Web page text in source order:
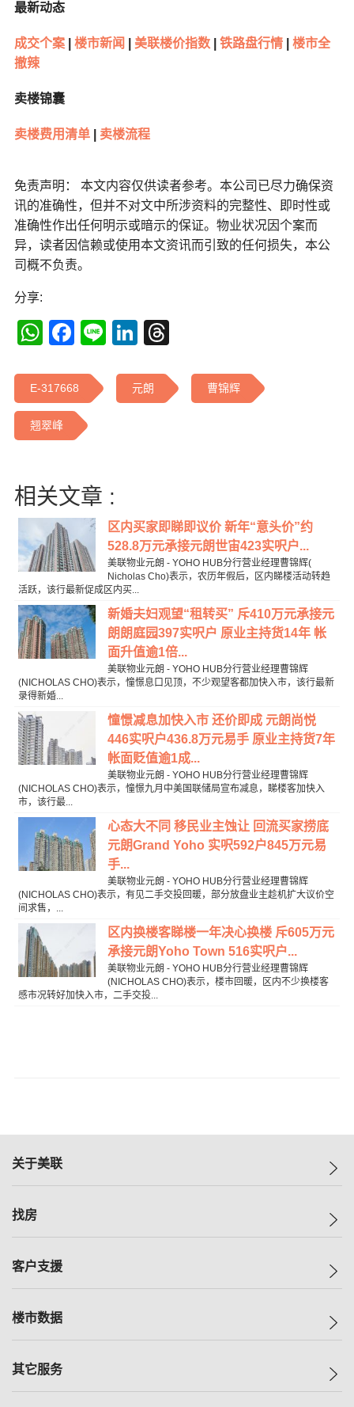
最新动态
成交个案| 楼市新闻 美联楼价指数| 铁路盘行情|
楼市全
撤辣
卖楼锦囊
卖楼费用清单| 卖楼流程
免责声明： 本文内容仅供读者参考。本公司已尽力确保资
讯的准确性，但并不对文中所涉资料的完整性、即时性或
准确性作出任何明示或暗示的保证。物业状况因个案而
异，读者因信赖或使用本文资讯而引致的任何损失，本公
司概不负责。
分享:
WhatsApp
Facebook
LineLinkedIn
E-317668 元朗 曹锦辉
翘翠峰
相关文章 :
区内买家即睇即议价 新年“意头价”约
528.8万元承接元朗世宙423实呎户...
美联物业元朗 - YOHO HUB分行营业经理曹锦辉(
Nicholas Cho)表示，农历年假后，区内睇楼活动转趋
活跃，该行最新促成区内买...
新婚夫妇观望“租转买” 斥410万元承接元
朗朗庭园397实呎户 原业主持货14年 帐
面升值逾1倍...
美联物业元朗 - YOHO HUB分行营业经理曹锦辉
(NICHOLAS CHO)表示，憧憬息口见顶，不少观望客都加快入市，该行最新
录得新婚...
憧憬减息加快入市 还价即成 元朗尚悦
446实呎户436.8万元易手 原业主持货7年
帐面贬值逾1成...
美联物业元朗 - YOHO HUB分行营业经理曹锦辉
(NICHOLAS CHO)表示，憧憬九月中美国联储局宣布减息，睇楼客加快入
市，该行最...
心态大不同 移民业主蚀让 回流买家捞底
元朗Grand Yoho 实呎592户845万元易
手...
美联物业元朗 - YOHO HUB分行营业经理曹锦辉
(NICHOLAS CHO)表示，有见二手交投回暖，部分放盘业主趁机扩大议价空
间求售，...
区内换楼客睇楼一年决心换楼 斥605万元
承接元朗Yoho Town 516实呎户...
美联物业元朗 - YOHO HUB分行营业经理曹锦辉
(NICHOLAS CHO)表示，楼市回暖，区内不少换楼客
感市况转好加快入市，二手交投...
关于美联
美联集团
人才招募
找房
一手新房
减价
美联豪宅
独家楼盘
客户支援
自助放盘
查询热线
楼市数据
指数
其它服务